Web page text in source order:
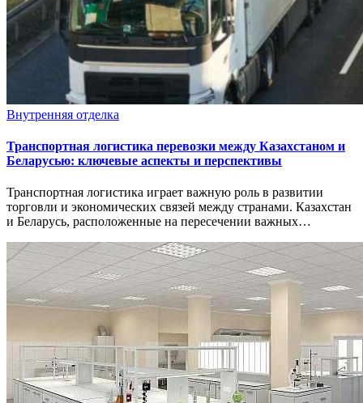
Внутренняя отделка
Транспортная логистика перевозки между Казахстаном и
Беларусью: ключевые аспекты и перспективы
Транспортная логистика играет важную роль в развитии
торговли и экономических связей между странами. Казахстан
и Беларусь, расположенные на пересечении важных…